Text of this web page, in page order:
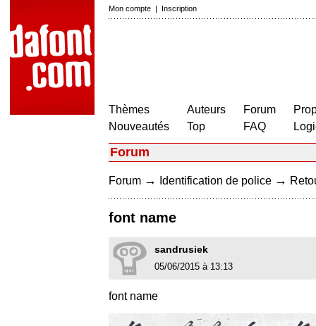
Mon compte | Inscription
Thèmes
Nouveautés
Auteurs
Top
Forum
FAQ
Forum
Forum → Identification de police →
font name
sandrusiek
05/06/2015 à 13:13
font name